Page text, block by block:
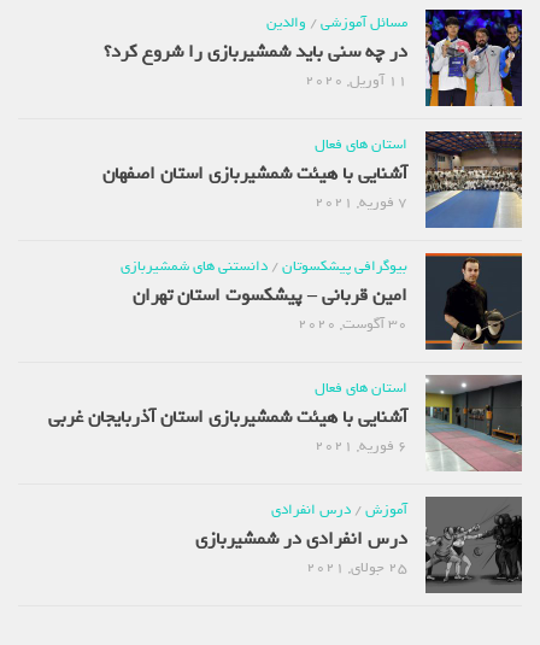
مسائل آموزشی/والدین
در چه سنی باید شمشیربازی را شروع کرد؟
استان های فعال
آشنایی با هیئت شمشیربازی استان اصفهان
بیوگرافی پیشکسوتان/دانستنی های شمشیربازی
امین قربانی – پیشکسوت استان تهران
استان های فعال
آشنایی با هیئت شمشیربازی استان آذربایجان غربی
آموزش/درس انفرادی
درس انفرادی در شمشیربازی